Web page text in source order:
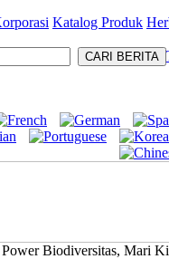
Katalog Produk
Biodiversitas, Mari